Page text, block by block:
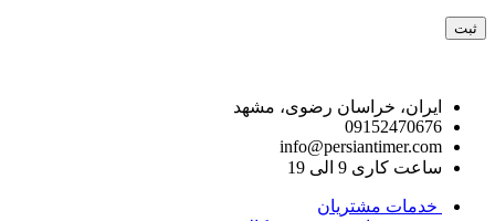
ایران، خراسان رضوی، مشهد
09152470676
info@persiantimer.com
ساعت کاری 9 الی 19
خدمات مشتریان